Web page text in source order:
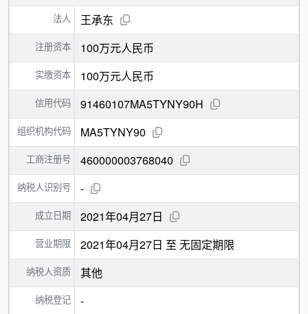
法人 王承东
注册资本 100万元人民币
实缴资本 100万元人民币
信用代码 91460107MA5TYNY90H
组织机构代码 MA5TYNY90
工商注册号 460000003768040
纳税人识别号 -
成立日期 2021年04月27日
营业期限 2021年04月27日 至 无固定期限
纳税人资质 其他
纳税登记 -